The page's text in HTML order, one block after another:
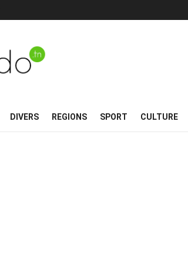
DIVERS REGIONS SPORT CULTURE